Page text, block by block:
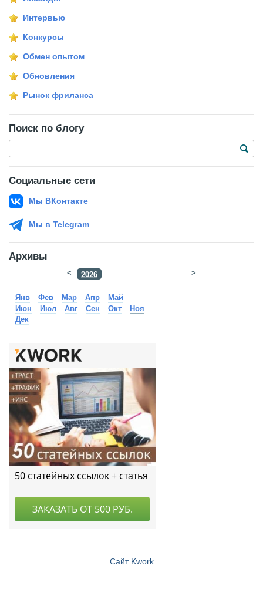
Интервью
Конкурсы
Обмен опытом
Обновления
Рынок фриланса
Поиск по блогу
Социальные сети
Мы ВКонтакте
Мы в Telegram
Архивы
2026
2025
< >
Янв Фев Мар Апр
Май
Июн
Июл Авг Сен Окт
Ноя
Дек
Сайт Kwork